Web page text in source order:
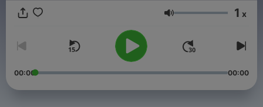
holisztikus orvos. Három különböző szemléletmód, egy közös
egészség megtartásának és visszaszerzésének
útvesztőjében.
Hangerő 1 x
00:00 00:00